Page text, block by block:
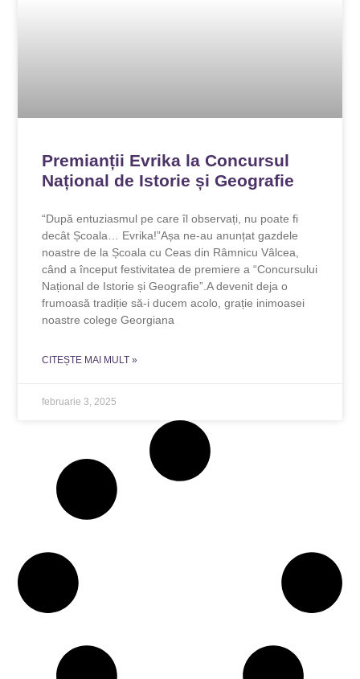
Premianții Evrika la Concursul
Național de Istorie și Geografie
“După entuziasmul pe care îl observați, nu poate fi
decât Școala… Evrika!”Așa ne-au anunțat gazdele
noastre de la Școala cu Ceas din Râmnicu Vâlcea,
când a început festivitatea de premiere a “Concursului
Național de Istorie și Geografie”.A devenit deja o
frumoasă tradiție să-i ducem acolo, grație inimoasei
noastre colege Georgiana
CITEȘTE MAI MULT »
februarie 3, 2025